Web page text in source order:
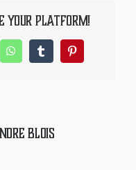
chez
Ma
Petite
Your Platform!
WhatsAppTumblrPinterest
Blois